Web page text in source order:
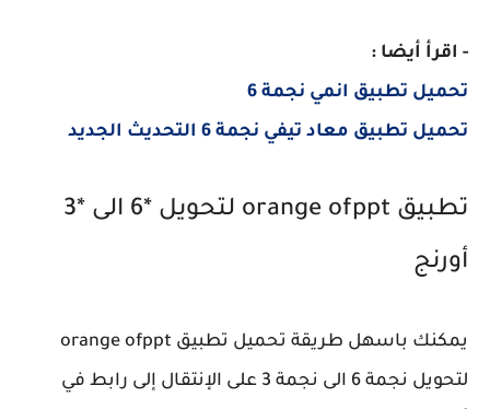
- اقرأ أيضا :
تحميل تطبيق انمي نجمة 6
تحميل تطبيق معاد تيفي نجمة 6 التحديث الجديد
تطبيق orange ofppt لتحويل *6 الى *3
أورنج
يمكنك باسهل طريقة تحميل تطبيق orange ofppt
لتحويل نجمة 6 الى نجمة 3 على الإنتقال إلى رابط في